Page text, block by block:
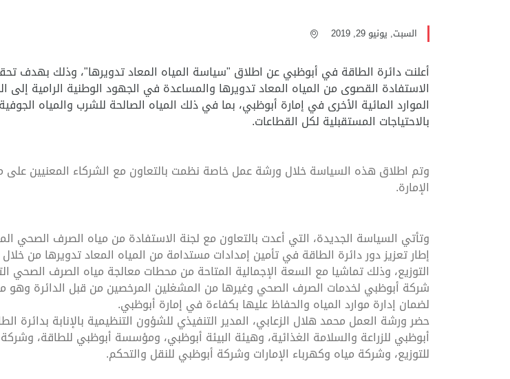
السبت, يونيو 29, 2019
أعلنت دائرة الطاقة في أبوظبي عن اطلاق "سياسة المياه المعاد تدويرها"، وذلك بهدف
الاستفادة القصوى من المياه المعاد تدويرها والمساعدة في الجهود الوطنية الرامية إلى
الموارد المائية الأخرى في إمارة أبوظبي، بما في ذلك المياه الصالحة للشرب والمياه
بالاحتياجات المستقبلية لكل القطاعات.
وتم اطلاق هذه السياسة خلال ورشة عمل خاصة نظمت بالتعاون مع الشركاء المعنيين
الإمارة.
وتأتي السياسة الجديدة، التي أعدت بالتعاون مع لجنة الاستفادة من مياه الصرف الصحي
إطار تعزيز دور دائرة الطاقة في تأمين إمدادات مستدامة من المياه المعاد تدويرها من
التوزيع، وذلك تماشيا مع السعة الإجمالية المتاحة من محطات معالجة مياه الصرف الصحي
شركة أبوظبي لخدمات الصرف الصحي وغيرها من المشغلين المرخصين من قبل الدائرة وهو
لضمان إدارة موارد المياه والحفاظ عليها بكفاءة في إمارة أبوظبي.
حضر ورشة العمل محمد هلال الزعابي، المدير التنفيذي للشؤون التنظيمية بالإنابة بدائرة
أبوظبي للزراعة والسلامة الغذائية، وهيئة البيئة أبوظبي، ومؤسسة أبوظبي للطاقة،
للتوزيع، وشركة مياه وكهرباء الإمارات وشركة أبوظبي للنقل والتحكم.